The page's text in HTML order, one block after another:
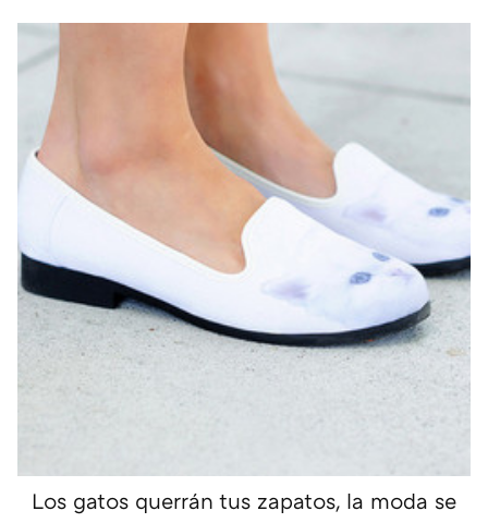
Los gatos querrán tus zapatos, la moda se